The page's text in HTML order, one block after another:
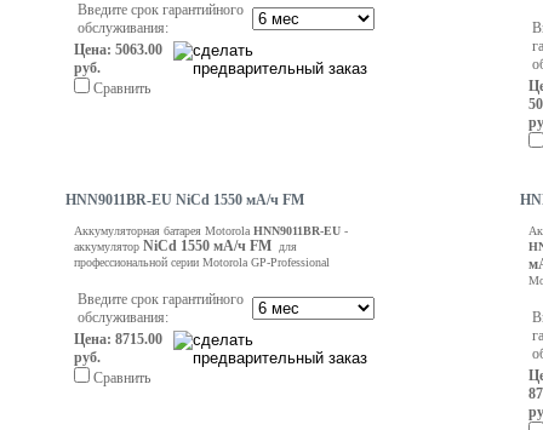
Введите срок гарантийного
обслуживания:
Цена: 5063.00
руб.
Сравнить
HNN9011BR-EU NiCd 1550 мА/ч FM
Аккумуляторная батарея Motorola HNN9011BR-EU -
аккумулятор NiCd 1550 мА/ч FM для
профессиональной серии Motorola GP-Professional
Введите срок гарантийного
обслуживания:
Цена: 8715.00
руб.
Сравнить